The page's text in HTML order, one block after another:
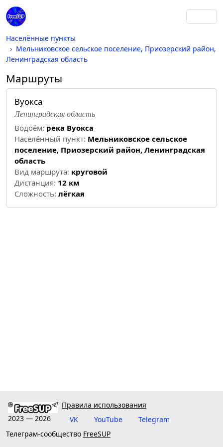
Населённые пункты
Мельниковское сельское поселение, Приозерский район,
Ленинградская область
Маршруты
Вуокса
Ленинградская область
Водоём: река Вуокса
Населённый пункт: Мельниковское сельское
поселение, Приозерский район, Ленинградская
область
Вид маршрута: круговой
Дистанция: 12 км
Cложность: лёгкая
2023 — 2026
Правила использования
VK
YouTube
Telegram
Телеграм-сообщество FreeSUP